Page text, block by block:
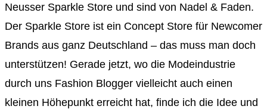
Neusser Sparkle Store und sind von Nadel & Faden.
Der Sparkle Store ist ein Concept Store für Newcomer
Brands aus ganz Deutschland – das muss man doch
unterstützen! Gerade jetzt, wo die Modeindustrie
durch uns Fashion Blogger vielleicht auch einen
kleinen Höhepunkt erreicht hat, finde ich die Idee und